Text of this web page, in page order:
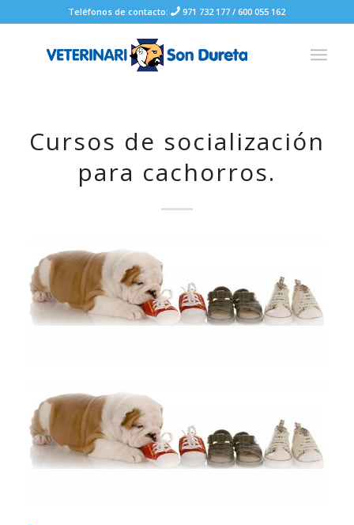
Teléfonos de contacto: 971 732 177 /600 055 162
Cursos de socialización
para cachorros.